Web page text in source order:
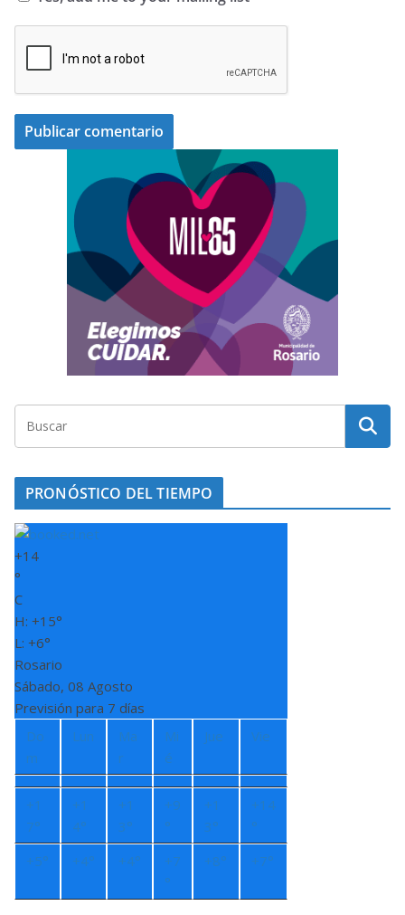
PRONÓSTICO DEL TIEMPO
+14
°
C
H: +15°
L: +6°
Rosario
Sábado, 08 Agosto
Previsión para 7 días
Do
m
Lun
Ma
r
Mi
é
Jue Vie
+1
7°
+1
4°
+1
3°
+9
°
+1
3°
+14
°
+5° +4° +4° +7
°
+8° +7°